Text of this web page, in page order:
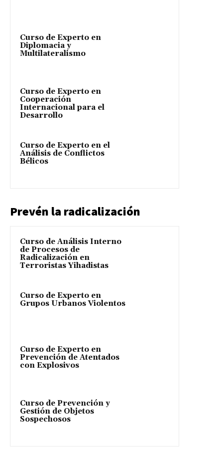
Curso de Experto en
Diplomacia y
Multilateralismo
Curso de Experto en
Cooperación
Internacional para el
Desarrollo
Curso de Experto en el
Análisis de Conflictos
Bélicos
Prevén la radicalización
Curso de Análisis Interno
de Procesos de
Radicalización en
Terroristas Yihadistas
Curso de Experto en
Grupos Urbanos Violentos
Curso de Experto en
Prevención de Atentados
con Explosivos
Curso de Prevención y
Gestión de Objetos
Sospechosos